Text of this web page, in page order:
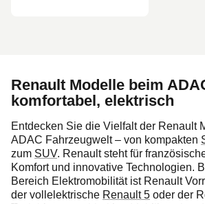
Renault Modelle beim
komfortabel, elektrisch
Entdecken Sie die Vielfalt der Renault
ADAC Fahrzeugwelt – von kompakten
zum SUV. Renault steht für
Komfort und innovative Technologien.
Bereich Elektromobilität ist Renault
der vollelektrische Renault 5 oder der